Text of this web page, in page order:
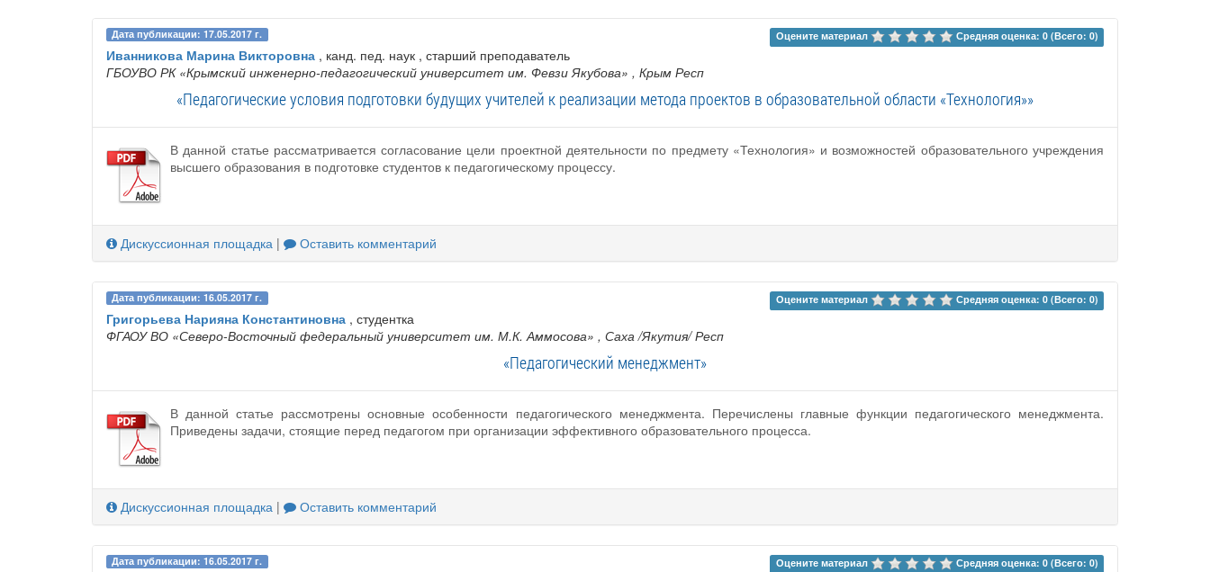
Дата публикации: 17.05.2017 г. Оцените материал Средняя оценка: 0 (Всего: 0)
Иванникова Марина Викторовна , канд. пед. наук , старший преподаватель
ГБОУВО РК «Крымский инженерно-педагогический университет им. Февзи Якубова» , Крым Респ
«Педагогические условия подготовки будущих учителей к реализации метода проектов в образовательной области «Технология»»
В данной статье рассматривается согласование цели проектной деятельности по предмету «Технология» и возможностей образовательного учреждения
высшего образования в подготовке студентов к педагогическому процессу.
Дискуссионная площадка | Оставить комментарий
Дата публикации: 16.05.2017 г. Оцените материал Средняя оценка: 0 (Всего: 0)
Григорьева Нарияна Константиновна , студентка
ФГАОУ ВО «Северо-Восточный федеральный университет им. М.К. Аммосова» , Саха /Якутия/ Респ
«Педагогический менеджмент»
В данной статье рассмотрены основные особенности педагогического менеджмента. Перечислены главные функции педагогического менеджмента.
Приведены задачи, стоящие перед педагогом при организации эффективного образовательного процесса.
Дискуссионная площадка | Оставить комментарий
Дата публикации: 16.05.2017 г. Оцените материал Средняя оценка: 0 (Всего: 0)